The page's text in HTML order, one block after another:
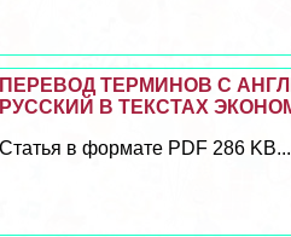
ПЕРЕВОД ТЕРМИНОВ С
РУССКИЙ В ТЕКСТАХ
Статья в формате PDF 286 KB...